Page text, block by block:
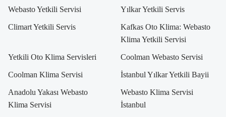
Webasto Yetkili Servisi Yılkar Yetkili Servis
Climart Yetkili Servis
Kafkas Oto Klima: Webasto
Klima Yetkili Servisi
Yetkili Oto Klima Servisleri Coolman Webasto Servisi
Coolman Klima Servisi İstanbul Yılkar Yetkili Bayii
Anadolu Yakası Webasto
Klima Servisi
Webasto Klima Servisi
İstanbul